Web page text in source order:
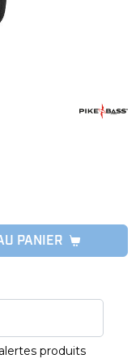
PANIER
produits